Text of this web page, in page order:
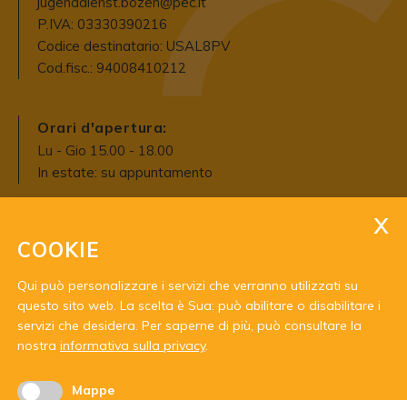
P.IVA: 03330390216
Codice destinatario: USAL8PV
Cod.fisc.: 94008410212
Orari d'apertura:
Lu - Gio 15.00 - 18.00
In estate: su appuntamento
Con il sostegno di:
COOKIE
Qui può personalizzare i servizi che verranno utilizzati su
questo sito web. La scelta è Sua: può abilitare o disabilitare i
servizi che desidera. Per saperne di più, può consultare la
nostra informativa sulla privacy.
Mappe